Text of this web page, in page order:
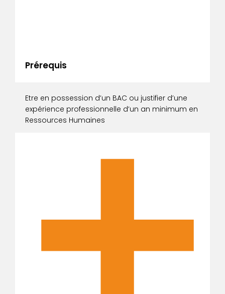
Prérequis
Etre en possession d’un BAC ou justifier d’une
expérience professionnelle d’un an minimum en
Ressources Humaines